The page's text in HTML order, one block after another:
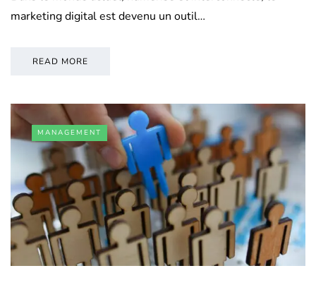
marketing digital est devenu un outil…
READ MORE
MANAGEMENT